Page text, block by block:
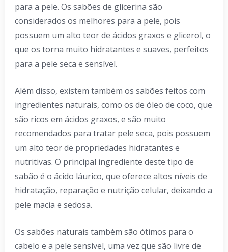
para a pele. Os sabões de glicerina são
considerados os melhores para a pele, pois
possuem um alto teor de ácidos graxos e glicerol, o
que os torna muito hidratantes e suaves, perfeitos
para a pele seca e sensível.
Além disso, existem também os sabões feitos com
ingredientes naturais, como os de óleo de coco, que
são ricos em ácidos graxos, e são muito
recomendados para tratar pele seca, pois possuem
um alto teor de propriedades hidratantes e
nutritivas. O principal ingrediente deste tipo de
sabão é o ácido láurico, que oferece altos níveis de
hidratação, reparação e nutrição celular, deixando a
pele macia e sedosa.
Os sabões naturais também são ótimos para o
cabelo e a pele sensível, uma vez que são livre de